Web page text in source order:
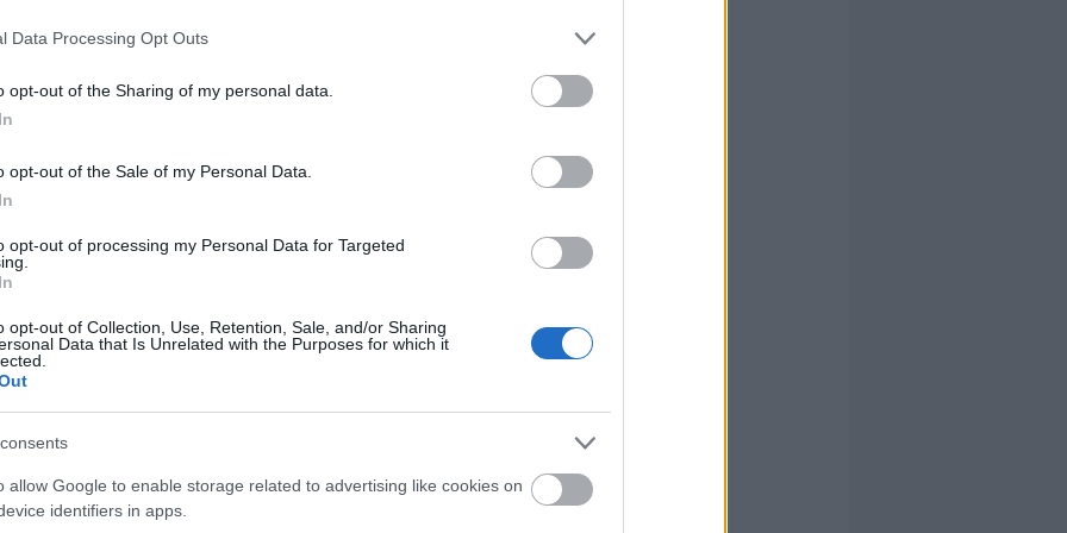
Data Processing Opt Outs
opt-out of the Sharing of my personal data.
opt-out of the Sale of my Personal Data.
opt-out of processing my Personal Data for Targeted
opt-out of Collection, Use, Retention, Sale, and/or Sharing
Data that Is Unrelated with the Purposes for which it
allow Google to enable storage related to advertising like cookies on
identifiers in apps.
is készült saját mozgóképpel.
vált számomra: jövőre kell minimum egy polblog és egy
tematikát felölelő kategória is. Ugyancsak hasznos lett volna, ha
névkártyát, hogy legalább valami fogalma legyen arról a résztvevőknek
kicsoda.
ennyien lettünk volna, akkor még talán a nördök lábában is
volna a boogie. Így csak szolid szürcsölgetés és körbenállós
Szuper nyárvégi este volt, meghökkentően szép helyen.
post, oszd meg Facebookon Twitteren vagy Google+-on!